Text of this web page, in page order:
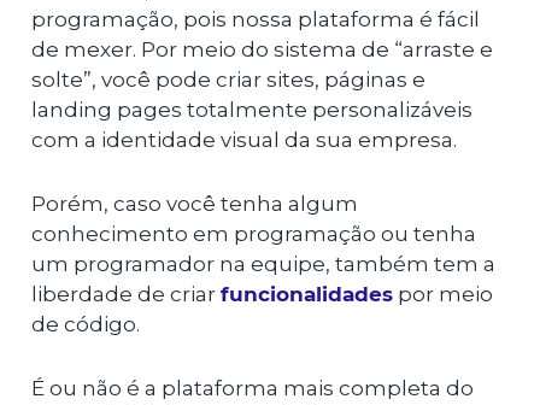
programação, pois nossa plataforma é fácil
de mexer. Por meio do sistema de “arraste e
solte”, você pode criar sites, páginas e
landing pages totalmente personalizáveis
com a identidade visual da sua empresa.
Porém, caso você tenha algum
conhecimento em programação ou tenha
um programador na equipe, também tem a
liberdade de criar funcionalidades por meio
de código.
É ou não é a plataforma mais completa do